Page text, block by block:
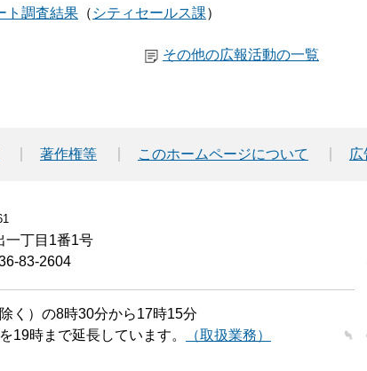
ト調査結果 シティセールス課
その他の広報活動の一覧
著作権等 このホームページについて
一丁目1番1号
83-2604
く）の8時30分から17時15分
19時まで延長しています。
（取扱業務）